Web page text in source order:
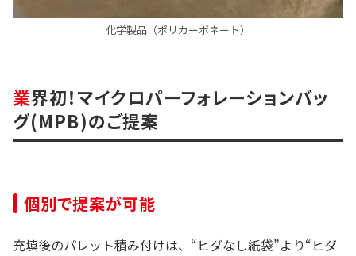
化学製品（ポリカーボネート）
業界初！マイクロパーフォレーションバッ
グ(MPB)のご提案
個別で提案が可能
充填後のパレット積み付けは、“ヒダなし紙袋”より“ヒダ